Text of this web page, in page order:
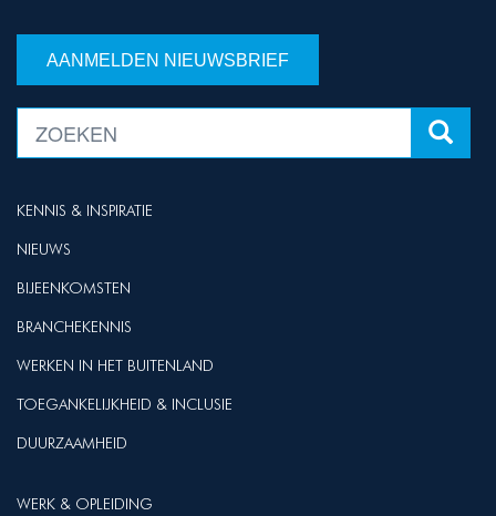
AANMELDEN NIEUWSBRIEF
KENNIS & INSPIRATIE
NIEUWS
BIJEENKOMSTEN
BRANCHEKENNIS
WERKEN IN HET BUITENLAND
TOEGANKELIJKHEID & INCLUSIE
DUURZAAMHEID
WERK & OPLEIDING